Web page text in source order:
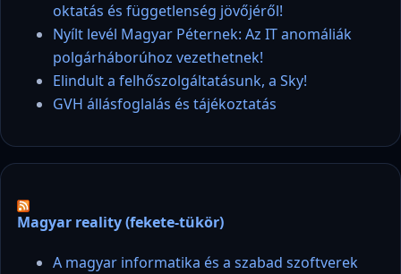
oktatás és függetlenség jövőjéről!
Nyílt levél Magyar Péternek: Az IT anomáliák
polgárháborúhoz vezethetnek!
Elindult a felhőszolgáltatásunk, a Sky!
GVH állásfoglalás és tájékoztatás
Magyar reality (fekete-tükör)
A magyar informatika és a szabad szoftverek